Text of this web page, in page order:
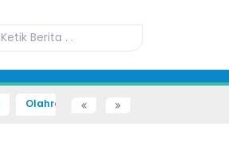
Olahraga Sains dan Teknologi